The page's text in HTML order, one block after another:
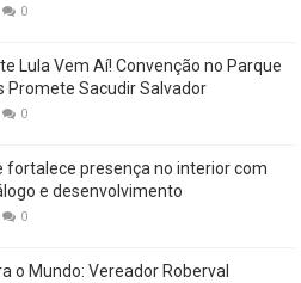
0
Lula Vem Aí! Convenção no Parque
Promete Sacudir Salvador
0
fortalece presença no interior com
e desenvolvimento
0
o Mundo: Vereador Roberval